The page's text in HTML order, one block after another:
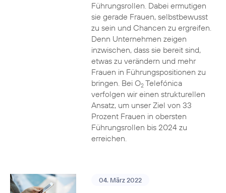
Führungsrollen. Dabei ermutigen
sie gerade Frauen, selbstbewusst
zu sein und Chancen zu ergreifen.
Denn Unternehmen zeigen
inzwischen, dass sie bereit sind,
etwas zu verändern und mehr
Frauen in Führungspositionen zu
bringen. Bei O2Telefónica
verfolgen wir einen strukturellen
Ansatz, um unser Ziel von 33
Prozent Frauen in obersten
Führungsrollen bis 2024 zu
erreichen.
04. März 2022